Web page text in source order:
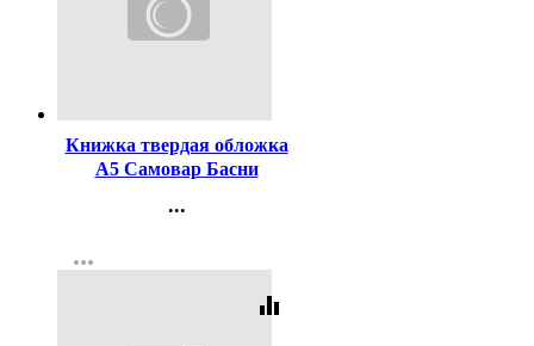
Книжка твердая обложка
А5 Самовар Басни
...
Регистрация
more_horiz
equalizer